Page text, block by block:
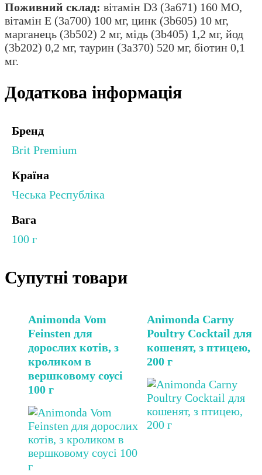
Поживний склад: вітамін D3 (3a671) 160 МО,
вітамін E (3a700) 100 мг, цинк (3b605) 10 мг,
марганець (3b502) 2 мг, мідь (3b405) 1,2 мг, йод
(3b202) 0,2 мг, таурин (3a370) 520 мг, біотин 0,1
мг.
Додаткова інформація
Бренд
Brit Premium
Країна
Чеська Республіка
Вага
100 г
Супутні товари
Animonda Vom
Feinsten для
дорослих котів, з
кроликом в
вершковому соусі
100 г
Animonda Carny
Poultry Cocktail для
кошенят, з птицею,
200 г